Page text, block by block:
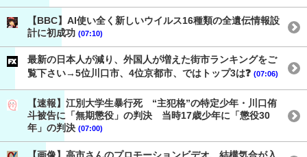
【BBC】AI使い全く新しいウイルス16種類の全遺伝情報設
計に初成功 (07:10)
最新の日本人が減り、外国人が増えた街市ランキングをご
覧下さい→5位川口市、4位京都市、ではトップ3は❓ (07:06)
【速報】江別大学生暴行死 “主犯格”の特定少年・川口侑
斗被告に「無期懲役」の判決 当時17歳少年に「懲役30
年」の判決 (07:00)
【画像】高市さんのプロモーションビデオ、結構気合が入